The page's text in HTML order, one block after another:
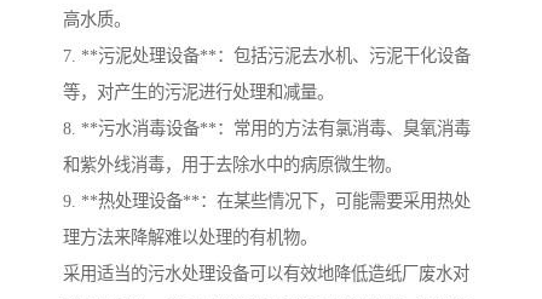
高水质。
7. **污泥处理设备**：包括污泥去水机、污泥干化设备
等，对产生的污泥进行处理和减量。
8. **污水消毒设备**：常用的方法有氯消毒、臭氧消毒
和紫外线消毒，用于去除水中的病原微生物。
9. **热处理设备**：在某些情况下，可能需要采用热处
理方法来降解难以处理的有机物。
采用适当的污水处理设备可以有效地降低造纸厂废水对